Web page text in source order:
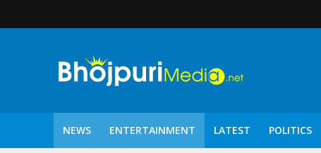
NEWS ENTERTAINMENT LATEST POLITICS